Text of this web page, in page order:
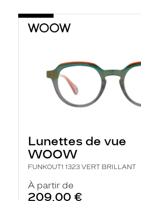
Lunettes de vue
WOOW
FUNKOUT1 1323 VERT BRILLANT
À partir de
209,00 €